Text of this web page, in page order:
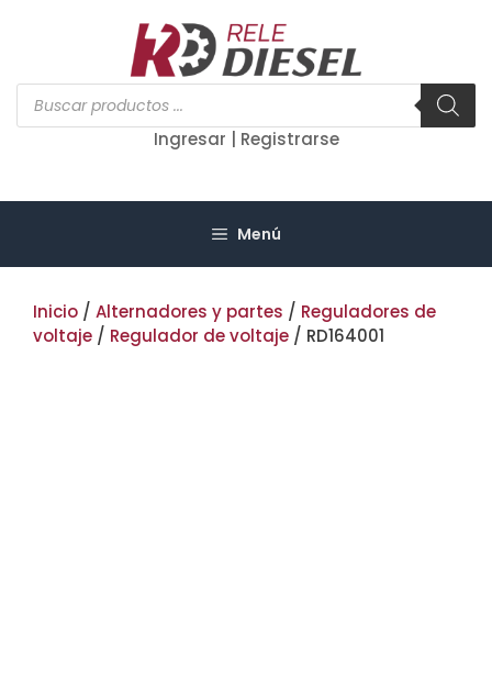
Búsqueda
de
productos
Ingresar | Registrarse
Menú
Inicio / Alternadores y partes / Reguladores de
voltaje / Regulador de voltaje / RD164001